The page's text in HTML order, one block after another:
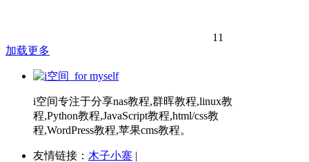
11
加载更多
i空间专注于分享nas教程,群晖教程,linux教
程,Python教程,JavaScript教程,html/css教
程,WordPress教程,苹果cms教程。
友情链接： 木子小寨 |